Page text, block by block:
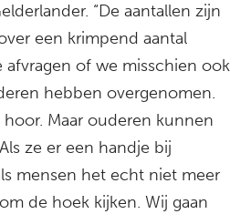
“De aantallen zijn
een krimpend aantal
afvragen of we misschien ook
hebben overgenomen.
Maar ouderen kunnen
ze er een handje bij
mensen het echt niet meer
de hoek kijken. Wij gaan